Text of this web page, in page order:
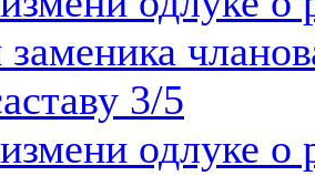
заменика
3/5
одлуке